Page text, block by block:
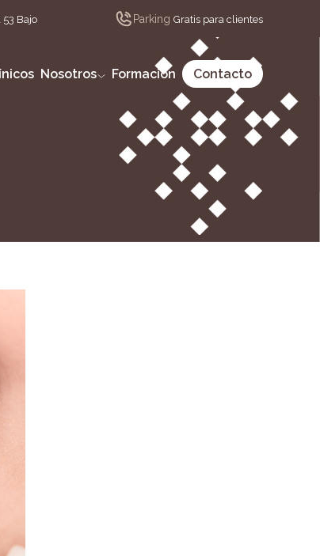
53 Bajo Parking Gratis para clientes
Nosotros Formación Contacto